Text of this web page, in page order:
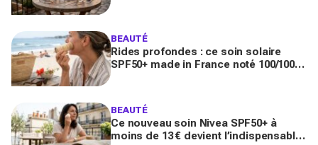
BEAUTÉ
Rides profondes : ce soin solaire
SPF50+ made in France noté 100/100
BEAUTÉ
Ce nouveau soin Nivea SPF50+ à
moins de 13 € devient l’indispensable